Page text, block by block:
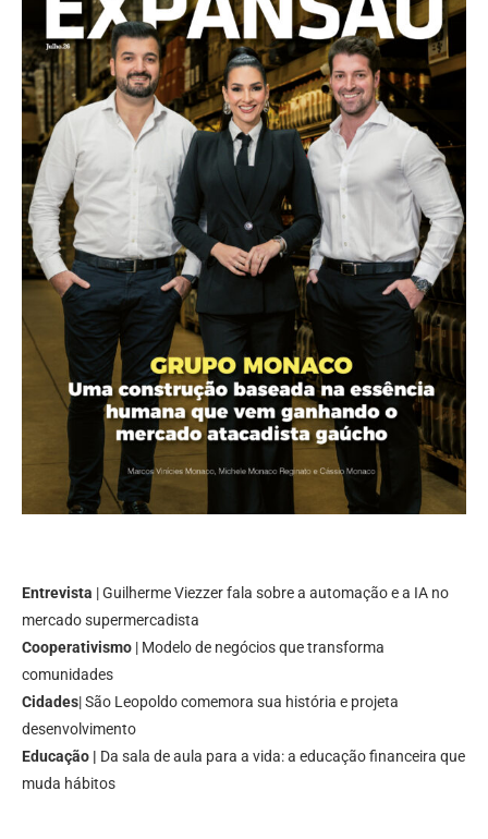
Entrevista | Guilherme Viezzer fala sobre a automação e a IA no
mercado supermercadista
Cooperativismo | Modelo de negócios que transforma
comunidades
Cidades| São Leopoldo comemora sua história e projeta
desenvolvimento
Educação | Da sala de aula para a vida: a educação financeira que
muda hábitos